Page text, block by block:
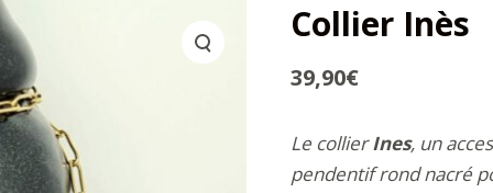
Collier Inès
39,90€
Le collierInes, un
pendentif rond nacré